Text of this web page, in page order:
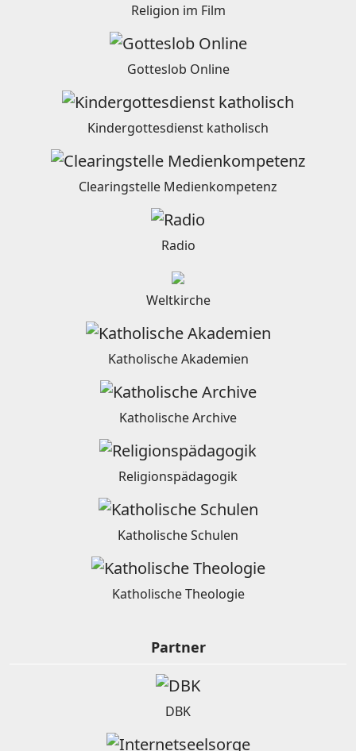
Religion im Film
Gotteslob Online
Kindergottesdienst katholisch
Clearingstelle Medienkompetenz
Radio
Weltkirche
Katholische Akademien
Katholische Archive
Religionspädagogik
Katholische Schulen
Katholische Theologie
Partner
DBK